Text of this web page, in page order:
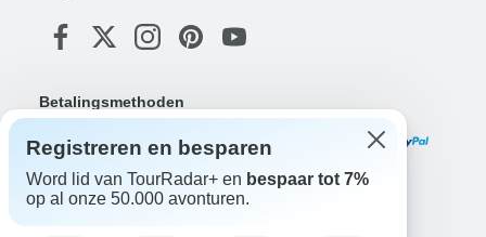
Betalingsmethoden
Registreren en besparen
Word lid van TourRadar+ en bespaar tot 7%
op al onze 50.000 avonturen.